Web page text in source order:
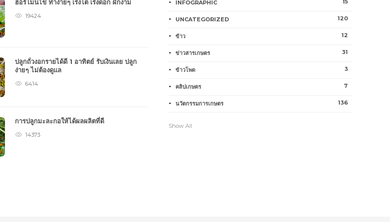
ฮอร์โมนไข่ ทำง่ายๆ เร่งโต เร่งดอก ผักงาม
19424
ปลูกถั่วงอกรายได้ดี 1 อาทิตย์ รับเงินเลย ปลูก
ง่ายๆ ไม่ต้องดูแล
6414
การปลูกมะละกอให้ได้ผลผลิตที่ดี
14373
INFOGRAPHIC 15
UNCATEGORIZED 120
ข้าว 12
ข่าวสารเกษตร 31
ข้าวโพด 3
คลิปเกษตร 7
นวัตกรรมการเกษตร 136
Show All